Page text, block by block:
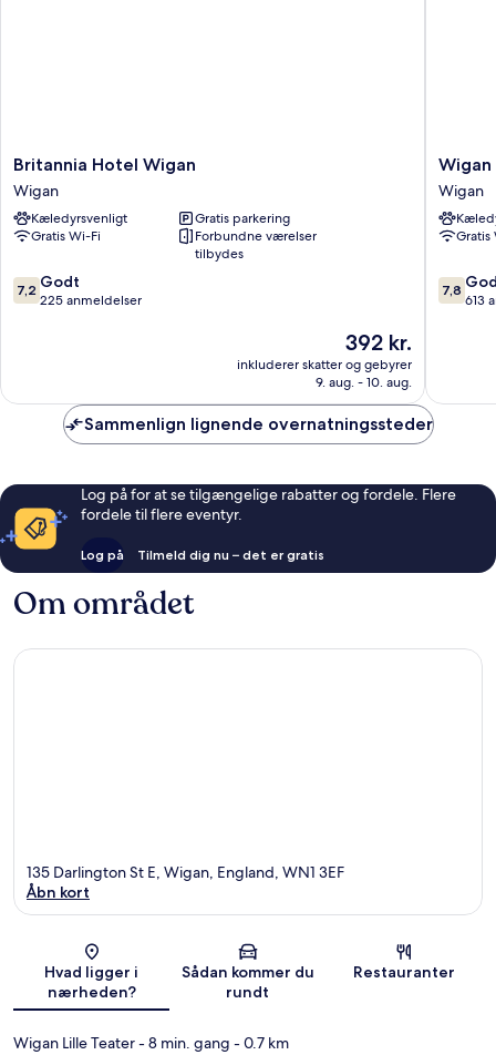
Britannia
Hotel
Wigan
Wigan
Britannia Hotel Wigan
Wigan
Kæledyrsvenligt
Gratis parkering
Gratis Wi-Fi
Forbundne værelser
tilbydes
7.2
ud
anmeldelser
7,2 Godt
225 anmeldelser
Prisen
392 kr.
392 kr.
inkluderer skatter og gebyrer
9. aug. - 10. aug.
Wigan
Oak
Hotel
by
Belvilla
Wigan
Gratis
7.8
ud
7,8
613
Sammenlign lignende overnatningssteder
Log på for at se tilgængelige rabatter og fordele. Flere
fordele til flere eventyr.
Log på Tilmeld dig nu – det er gratis
Om området
Kort
135 Darlington St E, Wigan, England, WN1 3EF
Åbn kort
Hvad ligger i
nærheden?
Sådan kommer du
rundt
Restauranter
Wigan Lille Teater- 8 min. gang - 0.7 km